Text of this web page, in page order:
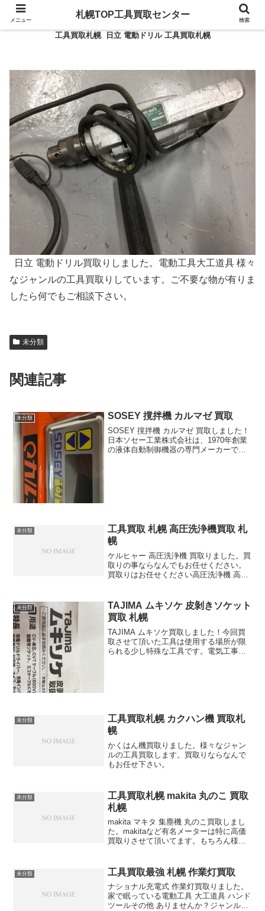
工具買取札幌 日立 電動ドリル 工具買取札幌
日立 電動ドリル買取りしました。電動工具大工道具 様々
なジャンルの工具買取りしています。ご不要な物が有りま
したら何でもご相談下さい。
未分類
関連記事
未分類 SOSEY 撹拌機 カルマゼ 買取
SOSEY 撹拌機 カルマゼ 買取しました！
日本ソセー工業株式会社は、1970年創業
の液体自動制御機器の専門メーカーです
未分類
工具買取 札幌 高圧洗浄機買取 札
幌
ケルヒャー 高圧洗浄機 買取りました。買
取りの事ならなんでもお任せください。
買取りはお任せください高圧洗浄機 高価
未分類
TAJIMA ムキソケ 皮剝きソケット
買取 札幌
TAJIMA ムキソケ買取しました！今回買
取させて頂いた工具は使用する場所が限
られる少し特殊な工具です。電気工事士
未分類
工具買取札幌 カクハン機 買取札
幌
かくはん機買取りました。様々なジャン
ルの工具買取します。買取りならなんで
もお任せ下さい。
未分類
工具買取札幌 makita 丸のこ 買取
札幌
makita マキタ 集塵機 丸のこ買取しまし
た。makitaなど有名メーターは特に高価
買取りさせて頂いてます。もちろん様々
未分類 工具買取最強 札幌 作業灯買取
ナショナル充電式 作業灯買取りました。
家で眠っている電動工具 大工道具 ハンド
ツールその他 ありませんか？ジャンルを
メニュー
札幌TOP工具買取センター
検索